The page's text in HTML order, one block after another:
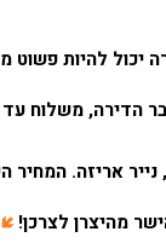
להיות פשוט
הדירה, משלוח עד
אריזה. המחיר
מהיצרן לצרכן!🡿